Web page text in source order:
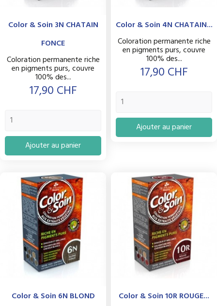
Color & Soin 3N CHATAIN
FONCE
Coloration permanente riche
en pigments purs, couvre
100% des...
Prix
17,90 CHF
Ajouter au panier
Color & Soin 4N CHATAIN...
Coloration permanente riche
en pigments purs, couvre
100% des...
Prix
17,90 CHF
Ajouter au panier
Color & Soin 6N BLOND
Color & Soin 10R ROUGE...